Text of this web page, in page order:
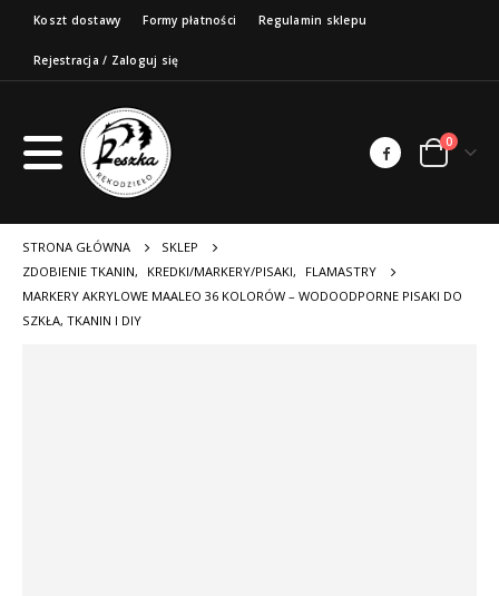
Koszt dostawy Formy płatności Regulamin sklepu
Rejestracja / Zaloguj się
0
STRONA GŁÓWNA
SKLEP
ZDOBIENIE TKANIN, KREDKI/MARKERY/PISAKI,
FLAMASTRY
MARKERY AKRYLOWE MAALEO 36 KOLORÓW – WODOODPORNE PISAKI DO
SZKŁA, TKANIN I DIY